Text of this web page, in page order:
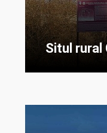
Situl rural